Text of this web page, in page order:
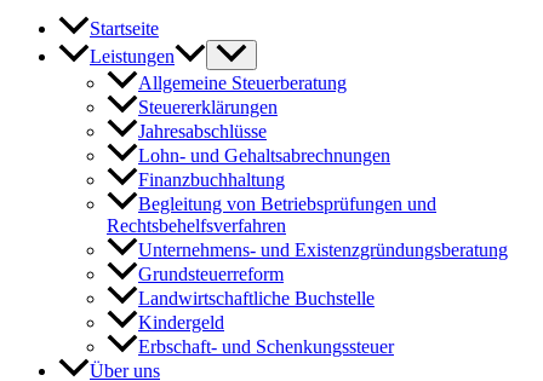
Startseite
Leistungen
Allgemeine Steuerberatung
Steuererklärungen
Jahresabschlüsse
Lohn- und Gehaltsabrechnungen
Finanzbuchhaltung
Begleitung von Betriebsprüfungen und
Rechtsbehelfsverfahren
Unternehmens- und Existenzgründungsberatung
Grundsteuerreform
Landwirtschaftliche Buchstelle
Kindergeld
Erbschaft- und Schenkungssteuer
Über uns